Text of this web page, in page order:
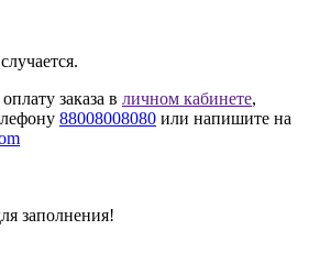
заказа в личном кабинете,
88008008080 или напишите на
заполнения!